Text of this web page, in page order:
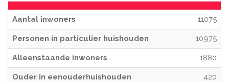
Aantal inwoners 11075
Personen in particulier huishouden 10975
Alleenstaande inwoners 1880
Ouder in eenouderhuishouden 420